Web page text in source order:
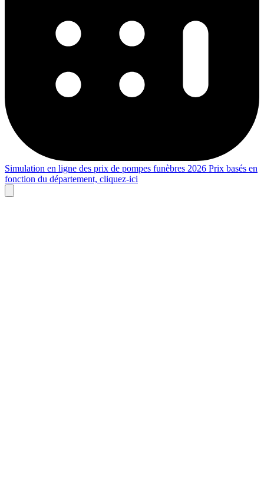
Simulation en ligne des prix de pompes funèbres 2026 Prix basés en
fonction du département, cliquez-ici